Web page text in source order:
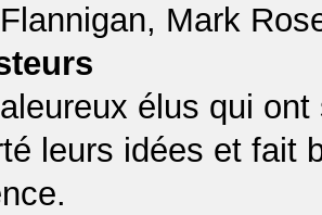
Mark
élus qui
leurs idées et fait